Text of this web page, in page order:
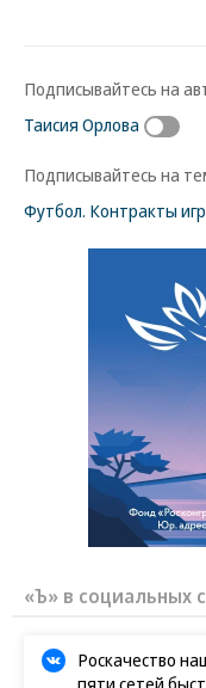
Подписывайтесь на
Таисия Орлова
Подписывайтесь на
Футбол. Контракты
«Ъ» в социальных
Роскачество
пяти сетей